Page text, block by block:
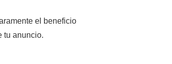
el beneficio
tu anuncio.